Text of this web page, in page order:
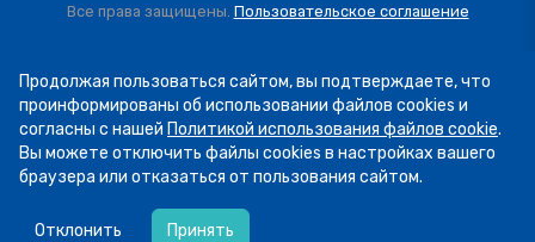
Все права защищены. Пользовательское соглашение
Пятница! А это значит, что мы публикуем
Продолжая пользоваться сайтом, вы подтверждаете, что
проинформированы об использовании файлов cookies и
согласны с нашей Политикой использования файлов cookie.
Вы можете отключить файлы cookies в настройках вашего
браузера или отказаться от пользования сайтом.
Отклонить Принять